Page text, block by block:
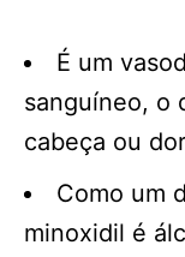
É um
sanguíneo, o
cabeça ou
Como um
minoxidil é